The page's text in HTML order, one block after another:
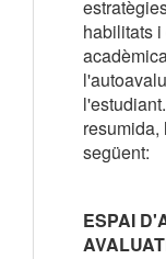
habilitats
següent:
ESPAI